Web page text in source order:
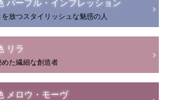
パープル・インプレッション
放つスタイリッシュな魅惑の人
リラ
た繊細な創造者
メロウ・モーヴ